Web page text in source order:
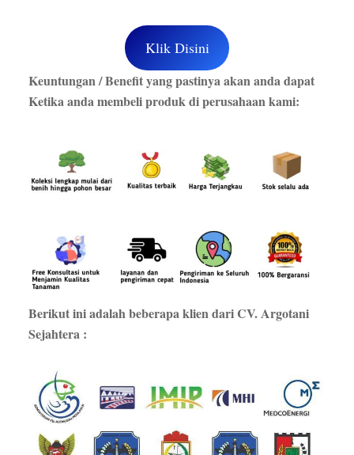
Klik Disini
Keuntungan / Benefit yang pastinya akan anda dapat
Ketika anda membeli produk di perusahaan kami:
Berikut ini adalah beberapa klien dari CV. Argotani
Sejahtera :